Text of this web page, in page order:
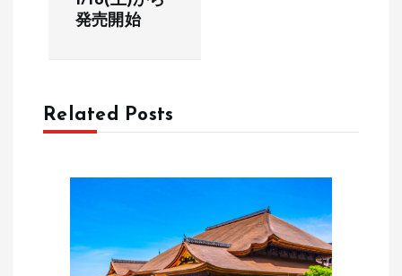
ン
発売開始
Related Posts